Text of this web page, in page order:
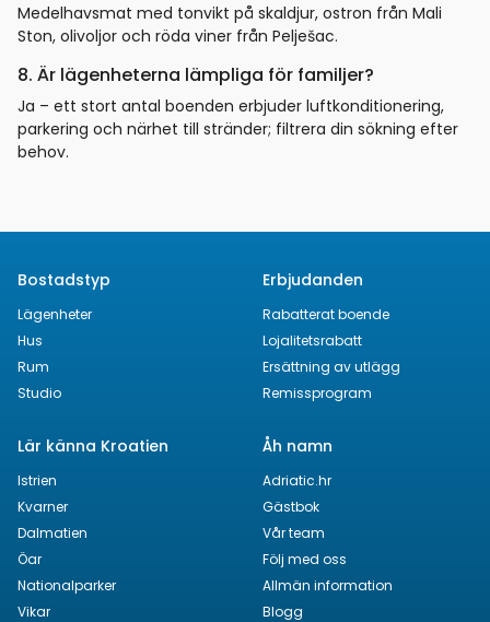
Medelhavsmat med tonvikt på skaldjur, ostron från Mali
Ston, olivoljor och röda viner från Pelješac.
8. Är lägenheterna lämpliga för familjer?
Ja – ett stort antal boenden erbjuder luftkonditionering,
parkering och närhet till stränder; filtrera din sökning efter
behov.
Bostadstyp
Lägenheter
Hus
Rum
Studio
Erbjudanden
Rabatterat boende
Lojalitetsrabatt
Ersättning av utlägg
Remissprogram
Lär känna Kroatien
Istrien
Kvarner
Dalmatien
Öar
Nationalparker
Vikar
Åh namn
Adriatic.hr
Gästbok
Vår team
Följ med oss
Allmän information
Blogg